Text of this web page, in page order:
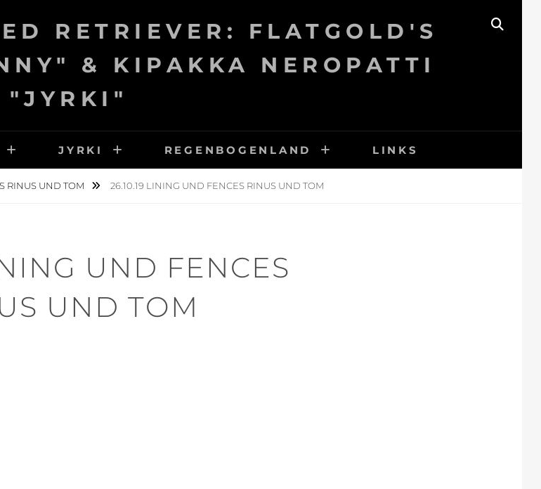
RETRIEVER: FLATGOLD'S
& KIPAKKA NEROPATTI
"JYRKI"
JYRKI REGENBOGENLAND LINKS
RINUS UND TOM 26.10.19 LINING UND FENCES RINUS UND TOM
UND FENCES
UND TOM